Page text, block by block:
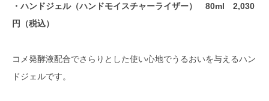
・ハンドジェル（ハンドモイスチャーライザー） 80ml 2,030
円（税込）
コメ発酵液配合でさらりとした使い心地でうるおいを与えるハン
ドジェルです。